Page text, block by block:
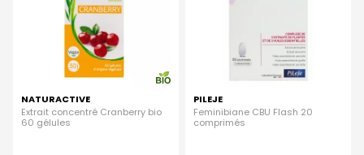
NATURACTIVE
Extrait concentré Cranberry bio
60 gélules
PILEJE
Feminibiane CBU Flash 20
comprimés